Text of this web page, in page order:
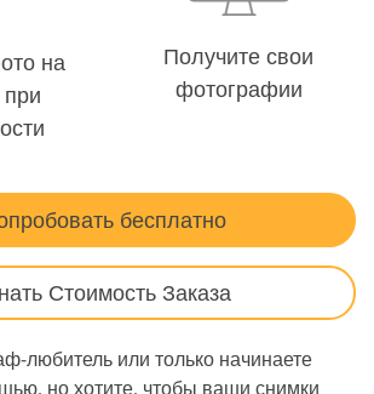
на
Получите свои
фотографии
бесплатно
Стоимость Заказа
любитель или только начинаете
но хотите, чтобы ваши снимки